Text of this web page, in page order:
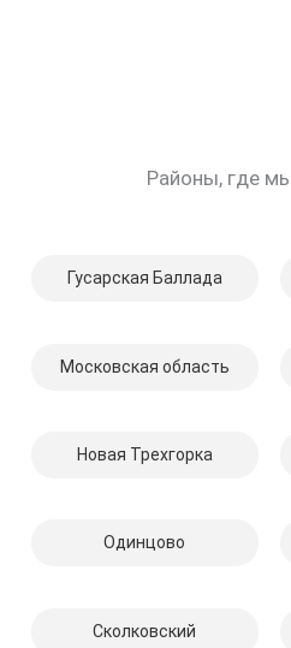
Районы, где
Гусарская Баллада
Московская область
Новая Трехгорка
Одинцово
Сколковский